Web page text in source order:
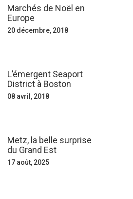
Marchés de Noël en
Europe
20 décembre, 2018
L’émergent Seaport
District à Boston
08 avril, 2018
Metz, la belle surprise
du Grand Est
17 août, 2025